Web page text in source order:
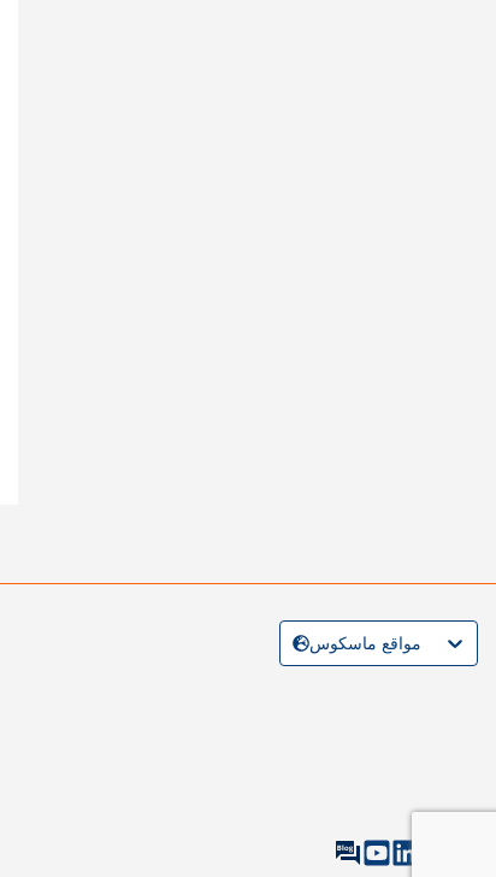
مواقع ماسكوس